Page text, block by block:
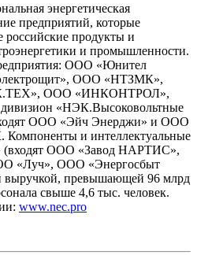
энергетическая
предприятий, которые
продукты и
и промышленности.
ООО «Юнител
ООО «НТЗМК»,
ООО «ИНКОНТРОЛ»,
«НЭК.Высоковольтные
ООО «Эйч Энерджи» и ООО
и интеллектуальные
ООО «Завод НАРТИС»,
«Луч», ООО «Энергосбыт
выручкой, превышающей 96 млрд
свыше 4,6 тыс. человек.
www.nec.pro